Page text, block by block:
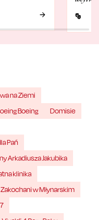
na Ziemi
Boeing
Domisie
Pań
Arkadiusza Jakubika
klinika
Zakochani w Młynarskim